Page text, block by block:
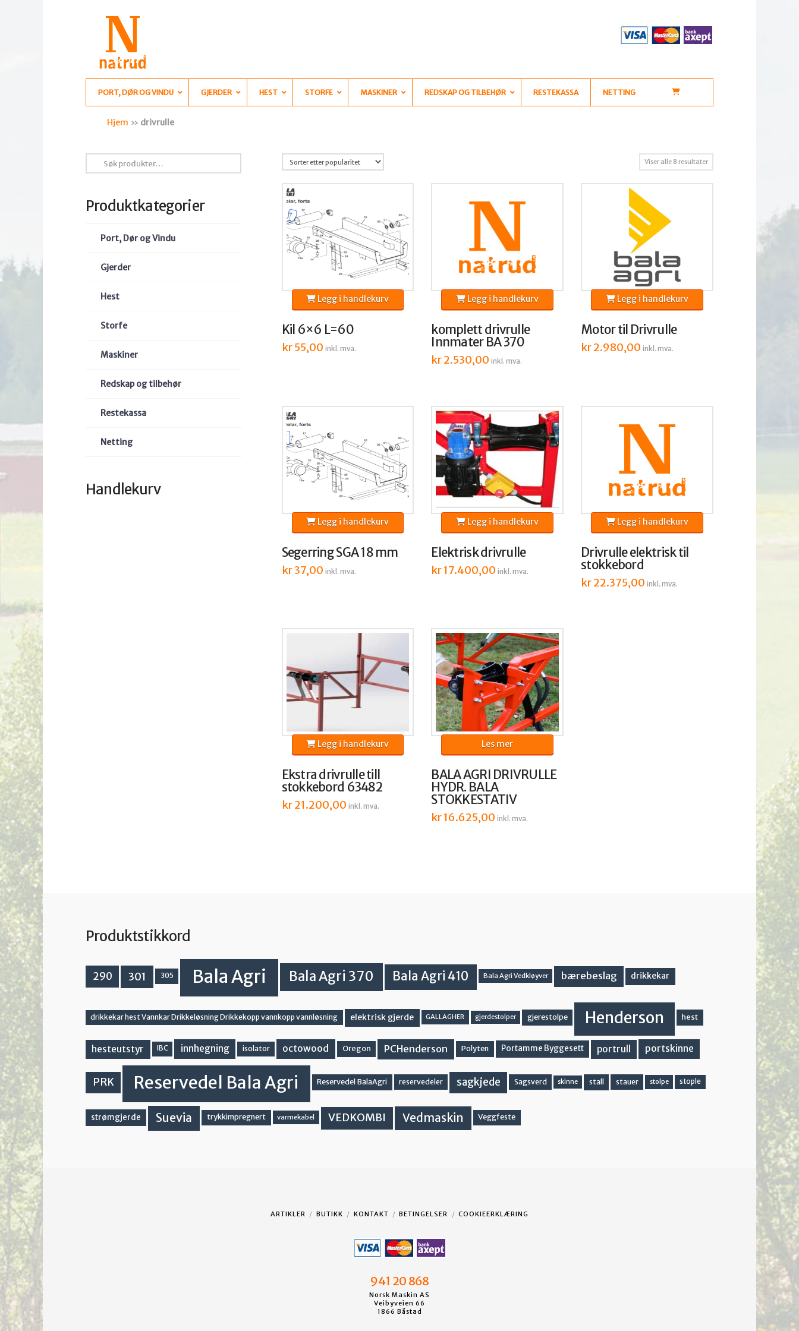
PORT, DØR OG VINDU GJERDER HEST STORFE MASKINER REDSKAP OG TILBEHØR RESTEKASSA NETTING
Hjem » drivrulle
Viser alle 8 resultaterSortert
Kil 6×6 L=60
kr55,00 inkl. mva.
Legg i handlekurv
komplett drivrulle
Innmater BA 370
kr2.530,00 inkl. mva.
Legg i handlekurv
Motor til Drivrulle
kr2.980,00 inkl. mva.
Legg i handlekurv
Segerring SGA 18 mm
kr37,00 inkl. mva.
Legg i handlekurv
Elektrisk drivrulle
kr17.400,00 inkl. mva.
Legg i handlekurv
Drivrulle elektrisk til
stokkebord
kr22.375,00 inkl. mva.
Legg i handlekurv
Ekstra drivrulle till
stokkebord 63482
kr21.200,00 inkl. mva.
Legg i handlekurv
BALA AGRI DRIVRULLE
HYDR. BALA
STOKKESTATIV
kr16.625,00 inkl. mva.
Les mer
etter:
Produktkategorier
Port, Dør og Vindu
Gjerder
Hest
Storfe
Maskiner
Redskap og tilbehør
Restekassa
Netting
Handlekurv
Produktstikkord
290 301 305 Bala Agri Bala Agri 370 Bala Agri 410 Bala Agri Vedkløyver bærebeslag drikkekar
drikkekar hest Vannkar Drikkeløsning Drikkekopp vannkopp vannløsning elektrisk gjerde GALLAGHER gjerdestolper gjerestolpe Henderson hest
hesteutstyr IBC innhegning isolator octowood Oregon PCHenderson Polyten Portamme Byggesett portrull portskinne
PRK Reservedel Bala Agri Reservedel BalaAgri reservedeler sagkjede Sagsverd skinne stall stauer stolpe stople
strømgjerde Suevia trykkimpregnert varmekabel VEDKOMBI Vedmaskin Veggfeste
ARTIKLER BUTIKK KONTAKT BETINGELSER COOKIEERKLÆRING
941 20 868
Norsk Maskin AS
Veibyveien 66
1866 Båstad